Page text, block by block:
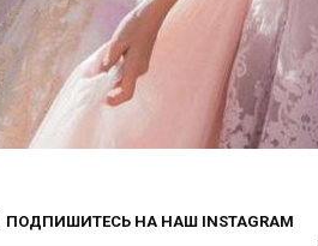
ПОДПИШИТЕСЬ НА НАШ INSTAGRAM